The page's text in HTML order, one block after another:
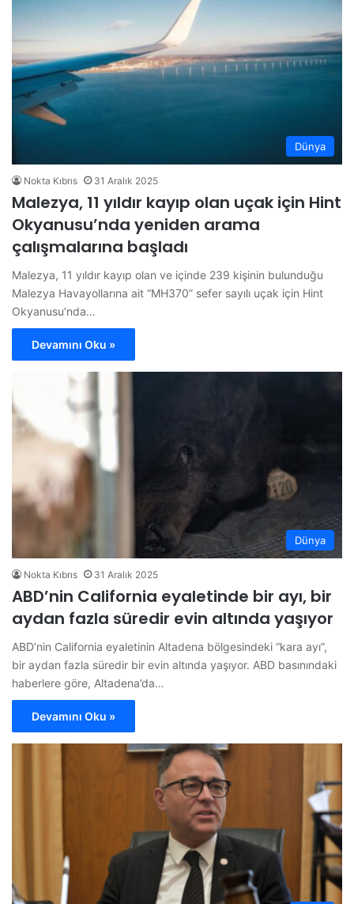
Dünya
Nokta Kıbrıs 31 Aralık 2025
Malezya, 11 yıldır kayıp olan uçak için Hint
Okyanusu’nda yeniden arama
çalışmalarına başladı
Malezya, 11 yıldır kayıp olan ve içinde 239 kişinin bulunduğu
Malezya Havayollarına ait “MH370” sefer sayılı uçak için Hint
Okyanusu’nda…
Devamını Oku »
Dünya
Nokta Kıbrıs 31 Aralık 2025
ABD’nin California eyaletinde bir ayı, bir
aydan fazla süredir evin altında yaşıyor
ABD’nin California eyaletinin Altadena bölgesindeki “kara ayı”,
bir aydan fazla süredir bir evin altında yaşıyor. ABD basınındaki
haberlere göre, Altadena’da…
Devamını Oku »